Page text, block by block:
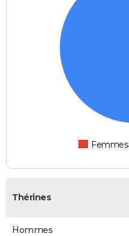
Femmes
Thérines
Hommes